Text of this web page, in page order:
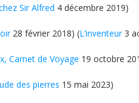
Sir Alfred 4 décembre 2019)
28 février 2018) (L’inventeur3
Carnet de Voyage 19 octobre
des pierres 15 mai 2023)